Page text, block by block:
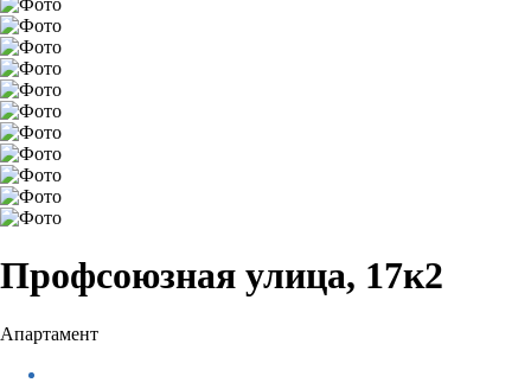
Профсоюзная улица, 17к2
Апартамент